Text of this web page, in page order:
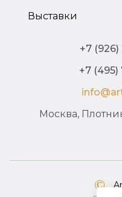
Выставки
+7 (926)
+7 (495)
Москва,